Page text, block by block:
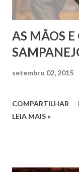
AS MÃOS
setembro 02, 2015
COMPARTILHAR
LEIA MAIS »